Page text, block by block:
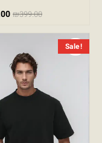
₪399.00
Sale!